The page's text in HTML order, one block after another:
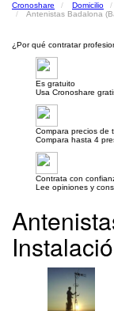
Cronoshare Domicilio
Antenistas Badalona
¿Por qué contratar
Es gratuito
Usa Cronoshare
Compara precios de
Compara hasta 4
Contrata con
Lee opiniones y